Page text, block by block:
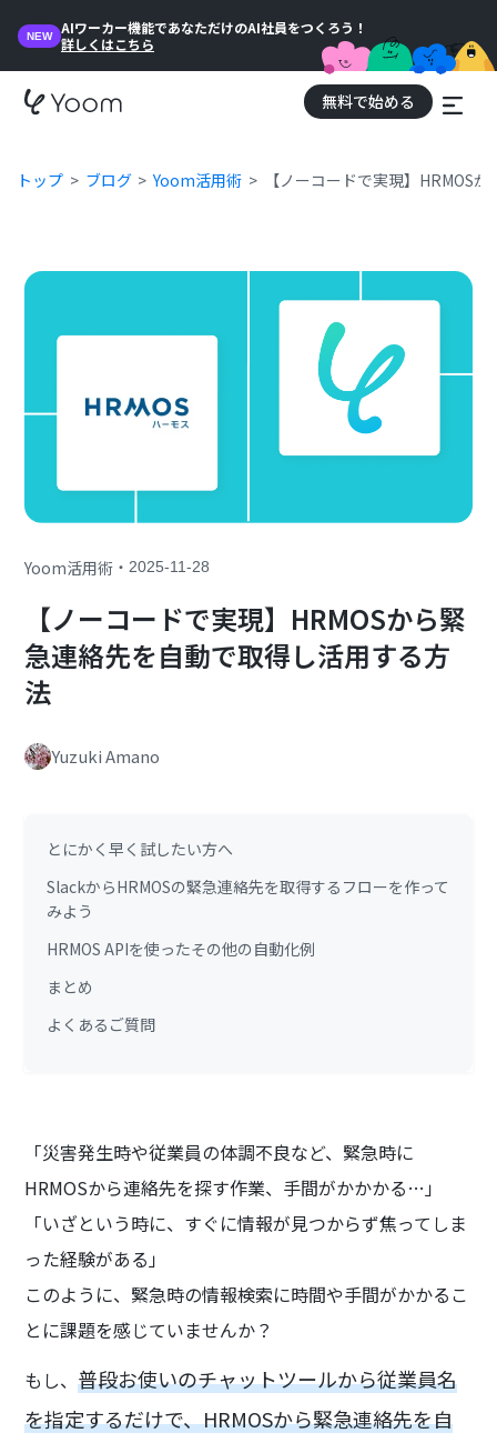
NEW
AIワーカー機能であなただけのAI社員をつくろう！
詳しくはこちら
無料で始める
トップ ブログ Yoom活用術 【ノーコードで実現】HRMOS
Yoom活用術 ・2025-11-28
【ノーコードで実現】HRMOSから緊
急連絡先を自動で取得し活用する方
法
Yuzuki Amano
とにかく早く試したい方へ
SlackからHRMOSの緊急連絡先を取得するフローを作って
みよう
HRMOS APIを使ったその他の自動化例
まとめ
よくあるご質問
「災害発生時や従業員の体調不良など、緊急時に
HRMOSから連絡先を探す作業、手間がかかかる…」
「いざという時に、すぐに情報が見つからず焦ってしま
った経験がある」
このように、緊急時の情報検索に時間や手間がかかるこ
とに課題を感じていませんか？
もし、普段お使いのチャットツールから従業員名
を指定するだけで、HRMOSから緊急連絡先を自